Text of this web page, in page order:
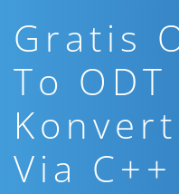
Gratis
To ODT
Via C++